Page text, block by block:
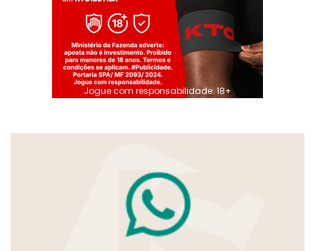
Jogue com responsabilidade. 18+